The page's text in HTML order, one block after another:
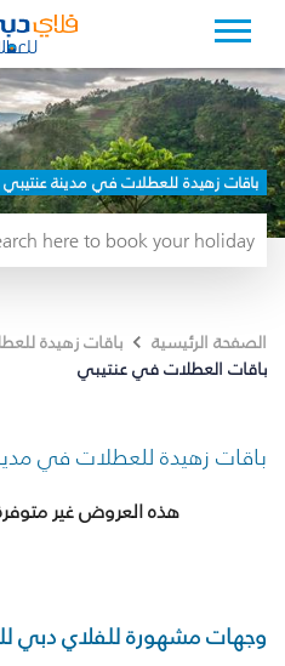
باقات زهيدة للعطلات في مدينة عنتيبي
الصفحة الرئيسية باقات زهيدة
باقات العطلات في عنتيبي
باقات زهيدة للعطلات في
هذه العروض غير
وجهات مشهورة للفلاي دبي